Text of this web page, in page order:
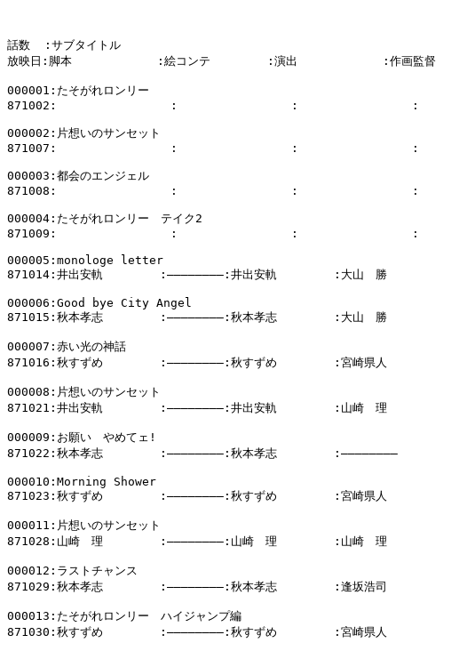
話数  :サブタイトル
放映日:脚本            :絵コンテ        :演出            :作画監督
000001:たそがれロンリー
871002:                :                :                :
000002:片想いのサンセット
871007:                :                :                :
000003:都会のエンジェル
871008:                :                :                :
000004:たそがれロンリー　テイク2
871009:                :                :                :
000005:monologe letter
871014:井出安軌        :――――――――:井出安軌        :大山　勝
000006:Good bye City Angel
871015:秋本孝志        :――――――――:秋本孝志        :大山　勝
000007:赤い光の神話
871016:秋すずめ        :――――――――:秋すずめ        :宮崎県人
000008:片想いのサンセット
871021:井出安軌        :――――――――:井出安軌        :山崎　理
000009:お願い　やめてェ!
871022:秋本孝志        :――――――――:秋本孝志        :――――――――
000010:Morning Shower
871023:秋すずめ        :――――――――:秋すずめ        :宮崎県人
000011:片想いのサンセット
871028:山崎　理        :――――――――:山崎　理        :山崎　理
000012:ラストチャンス
871029:秋本孝志        :――――――――:秋本孝志        :逢坂浩司
000013:たそがれロンリー　ハイジャンプ編
871030:秋すずめ        :――――――――:秋すずめ        :宮崎県人